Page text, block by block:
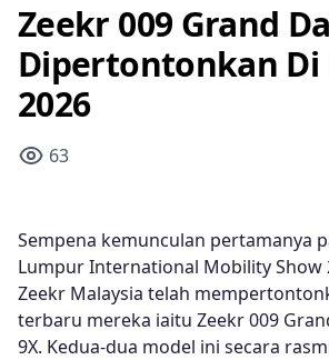
Zeekr 009 Grand
Dipertontonkan Di
2026
63
Sempena kemunculan pertamanya
Lumpur International Mobility Show
Zeekr Malaysia telah
terbaru mereka iaitu Zeekr 009
9X. Kedua-dua model ini secara